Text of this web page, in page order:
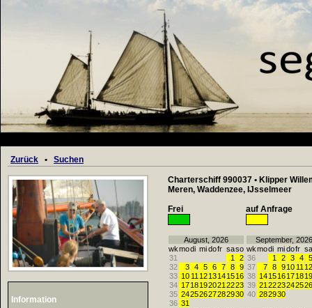
Zurück • Suchen
Information
Charterschiff 990037 • Klipper
Meren, Waddenzee, IJsselmeer
Frei
auf Anfrage
August, 2026
wkmodi midofr saso
31
1
2
32
3 4 5 6 7 8 9
33 10 11 1213141516
34 1718192021 2223
35 24252627282930
36 31
September, 2026
wkmodi midofr sa
36
1 2 3 4 5
37
7 8 910 11 12
38 141516171819
39 21 2223242526
40 282930